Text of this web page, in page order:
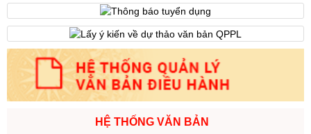
HỆ THỐNG VĂN BẢN
1701/QĐ-UBND
Tên:(Quyết định Về việc công bố thủ tục hành chính được sửa
đổi, bổ sung và phê duyệt Quy trình nội bộ giải quyết trong lĩnh
vực thành lập và hoạt động của hộ kinh doanh thuộc phạm vi
chức năng quản lý của Sở Tài chính)
Ngày ban hành: (05/08/2026) -Ngày hiệu lực: (05/08/2026)
1705/QĐ-UBND